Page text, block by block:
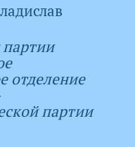
отделение
партии